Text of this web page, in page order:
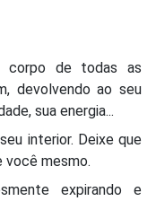
corpo de todas as
devolvendo ao seu
sua energia...
interior. Deixe que
você mesmo.
expirando e